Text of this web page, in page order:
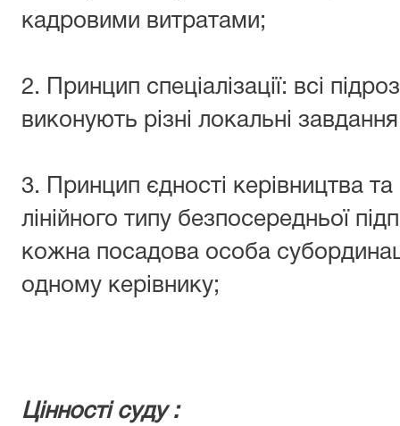
кадровими витратами;
2. Принцип спеціалізації: всі
виконують різні локальні
3. Принцип єдності керівництва
лінійного типу безпосередньої
кожна посадова особа
одному керівнику;
Цінності суду :